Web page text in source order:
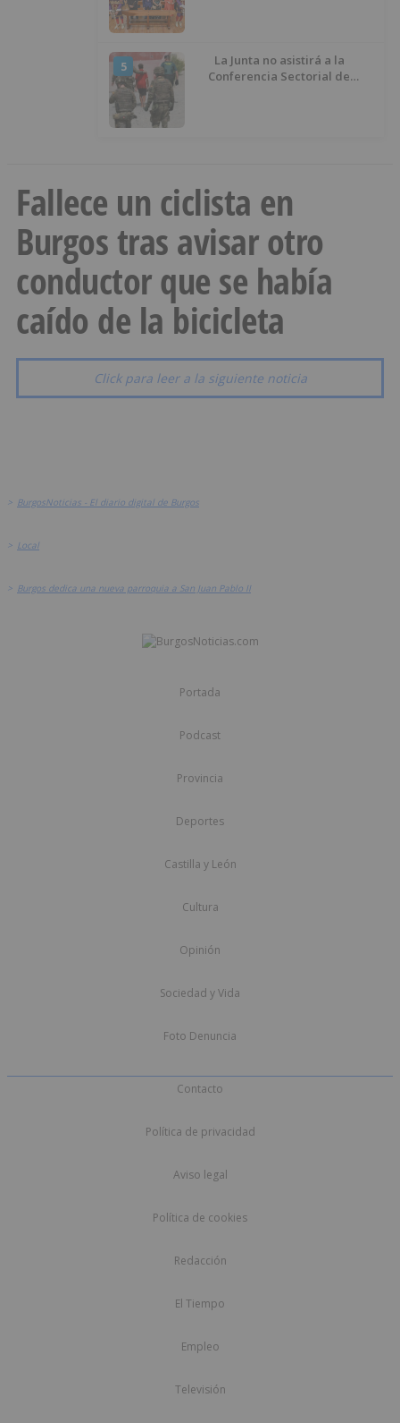
5
La Junta no asistirá a la
Conferencia Sectorial de
Fallece un ciclista en
Burgos tras avisar otro
conductor que se había
caído de la bicicleta
Click para leer a la siguiente noticia
> BurgosNoticias - El diario digital de Burgos
> Local
> Burgos dedica una nueva parroquia a San Juan Pablo II
Portada
Podcast
Provincia
Deportes
Castilla y León
Cultura
Opinión
Sociedad y Vida
Foto Denuncia
Contacto
Política de privacidad
Aviso legal
Política de cookies
Redacción
El Tiempo
Empleo
Televisión